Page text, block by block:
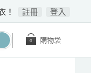
！ 註冊 登入
購物袋
0